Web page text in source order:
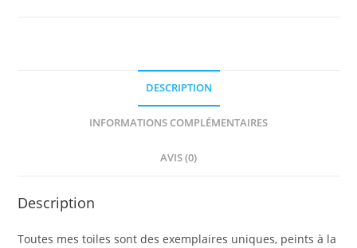
DESCRIPTION
INFORMATIONS COMPLÉMENTAIRES
AVIS (0)
Description
Toutes mes toiles sont des exemplaires uniques, peints à la